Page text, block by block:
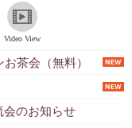
Video View
茶会（無料）
会のお知らせ